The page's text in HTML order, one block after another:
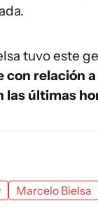
tuvo este
relación
las últimas
Marcelo Bielsa